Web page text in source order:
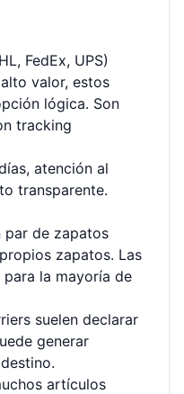
FedEx, UPS)
valor, estos
lógica. Son
tracking
atención al
transparente.
par de zapatos
zapatos. Las
la mayoría de
suelen declarar
generar
artículos